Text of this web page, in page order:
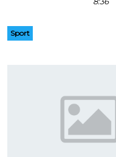
Sport
/